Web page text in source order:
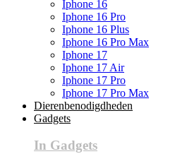
Iphone 16
Iphone 16 Pro
Iphone 16 Plus
Iphone 16 Pro Max
Iphone 17
Iphone 17 Air
Iphone 17 Pro
Iphone 17 Pro Max
Dierenbenodigdheden
Gadgets
In Gadgets